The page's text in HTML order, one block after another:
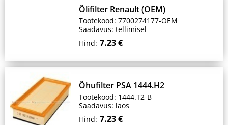
Õlifilter Renault (OEM)
Tootekood: 7700274177-OEM
Saadavus: tellimisel
Hind: 7.23 €
Õhufilter PSA 1444.H2
Tootekood: 1444.T2-B
Saadavus: laos
Hind: 7.23 €